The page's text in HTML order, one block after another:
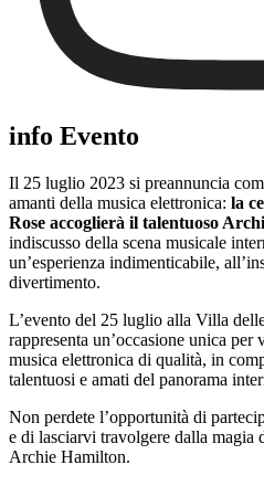
info Evento
Il 25 luglio 2023 si preannuncia
amanti della musica elettronica: la
Rose accoglierà il talentuoso
indiscusso della scena musicale
un’esperienza indimenticabile,
divertimento.
L’evento del 25 luglio alla Villa
rappresenta un’occasione unica per
musica elettronica di qualità, in
talentuosi e amati del panorama
Non perdete l’opportunità di
e di lasciarvi travolgere dalla magia
Archie Hamilton.